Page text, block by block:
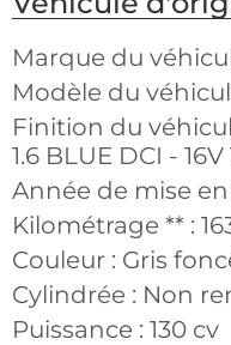
Marque du
Modèle du
Finition du
1.6 BLUE DCI -
Année de mise
Kilométrage ** :
Couleur : Gris
Cylindrée : Non
Puissance : 130 cv